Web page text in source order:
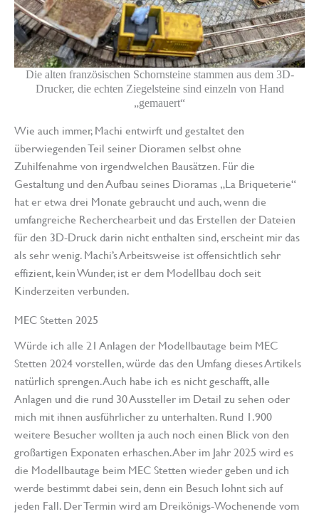
Die alten französischen Schornsteine stammen aus dem 3D-
Drucker, die echten Ziegelsteine sind einzeln von Hand
„gemauert“
Wie auch immer, Machi entwirft und gestaltet den
überwiegenden Teil seiner Dioramen selbst ohne
Zuhilfenahme von irgendwelchen Bausätzen. Für die
Gestaltung und den Aufbau seines Dioramas „La Briqueterie“
hat er etwa drei Monate gebraucht und auch, wenn die
umfangreiche Recherchearbeit und das Erstellen der Dateien
für den 3D-Druck darin nicht enthalten sind, erscheint mir das
als sehr wenig. Machi’s Arbeitsweise ist offensichtlich sehr
effizient, kein Wunder, ist er dem Modellbau doch seit
Kinderzeiten verbunden.
MEC Stetten 2025
Würde ich alle 21 Anlagen der Modellbautage beim MEC
Stetten 2024 vorstellen, würde das den Umfang dieses Artikels
natürlich sprengen. Auch habe ich es nicht geschafft, alle
Anlagen und die rund 30 Aussteller im Detail zu sehen oder
mich mit ihnen ausführlicher zu unterhalten. Rund 1.900
weitere Besucher wollten ja auch noch einen Blick von den
großartigen Exponaten erhaschen. Aber im Jahr 2025 wird es
die Modellbautage beim MEC Stetten wieder geben und ich
werde bestimmt dabei sein, denn ein Besuch lohnt sich auf
jeden Fall. Der Termin wird am Dreikönigs-Wochenende vom